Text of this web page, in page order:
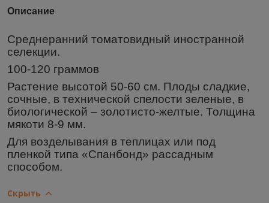
Описание
Среднеранний томатовидный иностранной
селекции.
100-120 граммов
Растение высотой 50-60 см. Плоды сладкие,
сочные, в технической спелости зеленые, в
биологической – золотисто-желтые. Толщина
мякоти 8-9 мм.
Для возделывания в теплицах или под
пленкой типа «Спанбонд» рассадным
способом.
Скрыть